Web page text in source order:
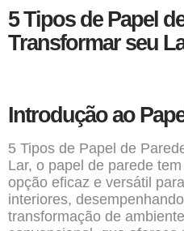
5 Tipos de Papel
Transformar seu
Introdução ao
5 Tipos de Papel de
Lar, o papel de parede
opção eficaz e versátil
interiores,
transformação de